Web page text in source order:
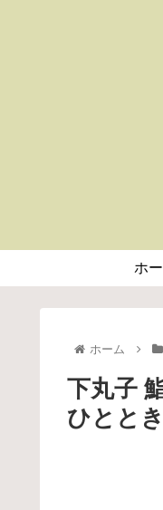
ホ
ホーム
下丸子
ひととき